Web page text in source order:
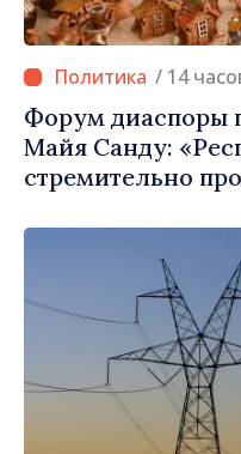
/ 14
Форум диаспоры
Майя Санду:
стремительно
продвижении и